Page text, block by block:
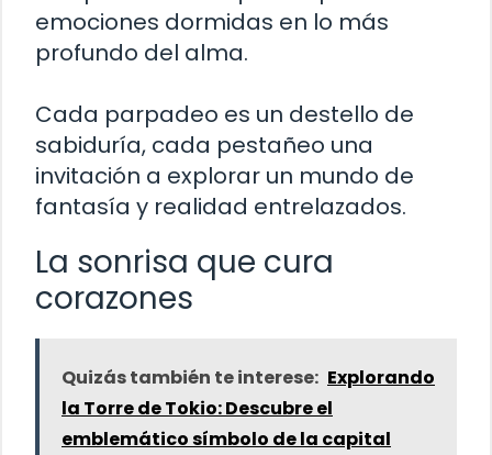
emociones dormidas en lo más
profundo del alma.
Cada parpadeo es un destello de
sabiduría, cada pestañeo una
invitación a explorar un mundo de
fantasía y realidad entrelazados.
La sonrisa que cura
corazones
Quizás también te interese: Explorando
la Torre de Tokio: Descubre el
emblemático símbolo de la capital